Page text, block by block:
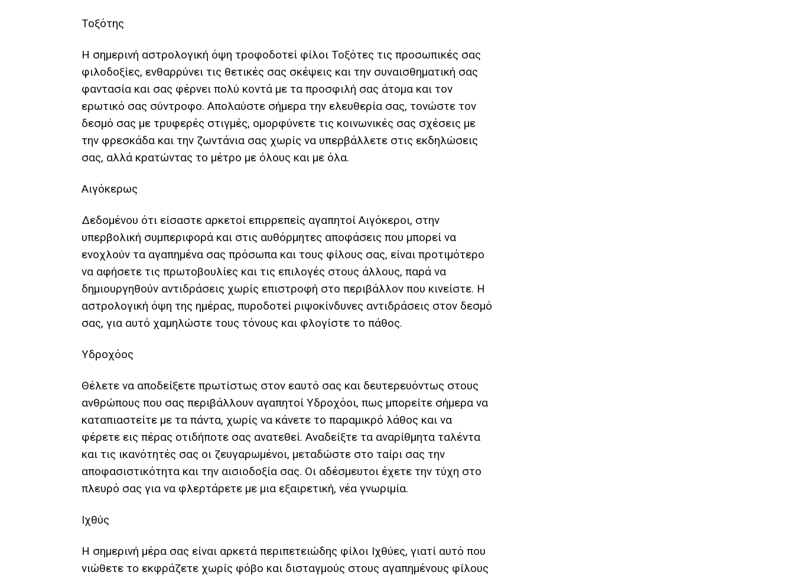
Τοξότης
Η σημερινή αστρολογική όψη τροφοδοτεί φίλοι Τοξότες τις προσωπικές σας
φιλοδοξίες, ενθαρρύνει τις θετικές σας σκέψεις και την συναισθηματική σας
φαντασία και σας φέρνει πολύ κοντά με τα προσφιλή σας άτομα και τον
ερωτικό σας σύντροφο. Απολαύστε σήμερα την ελευθερία σας, τονώστε τον
δεσμό σας με τρυφερές στιγμές, ομορφύνετε τις κοινωνικές σας σχέσεις με
την φρεσκάδα και την ζωντάνια σας χωρίς να υπερβάλλετε στις εκδηλώσεις
σας, αλλά κρατώντας το μέτρο με όλους και με όλα.
Αιγόκερως
Δεδομένου ότι είσαστε αρκετοί επιρρεπείς αγαπητοί Αιγόκεροι, στην
υπερβολική συμπεριφορά και στις αυθόρμητες αποφάσεις που μπορεί να
ενοχλούν τα αγαπημένα σας πρόσωπα και τους φίλους σας, είναι προτιμότερο
να αφήσετε τις πρωτοβουλίες και τις επιλογές στους άλλους, παρά να
δημιουργηθούν αντιδράσεις χωρίς επιστροφή στο περιβάλλον που κινείστε. Η
αστρολογική όψη της ημέρας, πυροδοτεί ριψοκίνδυνες αντιδράσεις στον δεσμό
σας, για αυτό χαμηλώστε τους τόνους και φλογίστε το πάθος.
Υδροχόος
Θέλετε να αποδείξετε πρωτίστως στον εαυτό σας και δευτερευόντως στους
ανθρώπους που σας περιβάλλουν αγαπητοί Υδροχόοι, πως μπορείτε σήμερα να
καταπιαστείτε με τα πάντα, χωρίς να κάνετε το παραμικρό λάθος και να
φέρετε εις πέρας οτιδήποτε σας ανατεθεί. Αναδείξτε τα αναρίθμητα ταλέντα
και τις ικανότητές σας οι ζευγαρωμένοι, μεταδώστε στο ταίρι σας την
αποφασιστικότητα και την αισιοδοξία σας. Οι αδέσμευτοι έχετε την τύχη στο
πλευρό σας για να φλερτάρετε με μια εξαιρετική, νέα γνωριμία.
Ιχθύς
Η σημερινή μέρα σας είναι αρκετά περιπετειώδης φίλοι Ιχθύες, γιατί αυτό που
νιώθετε το εκφράζετε χωρίς φόβο και δισταγμούς στους αγαπημένους φίλους